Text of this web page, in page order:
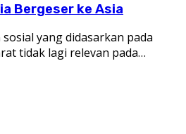
Bergeser ke Asia
yang didasarkan pada
tidak lagi relevan pada…